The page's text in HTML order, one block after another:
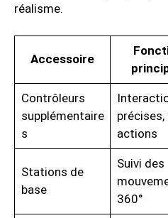
réalisme.
Accessoire
Contrôleurs
supplémentaire
s
actions
Stations de
base
Suivi des
360°